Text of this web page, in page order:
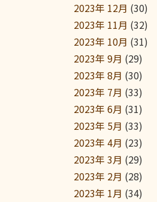
2023年 12月 (30)
2023年 11月 (32)
2023年 10月 (31)
2023年 9月 (29)
2023年 8月 (30)
2023年 7月 (33)
2023年 6月 (31)
2023年 5月 (33)
2023年 4月 (23)
2023年 3月 (29)
2023年 2月 (28)
2023年 1月 (34)